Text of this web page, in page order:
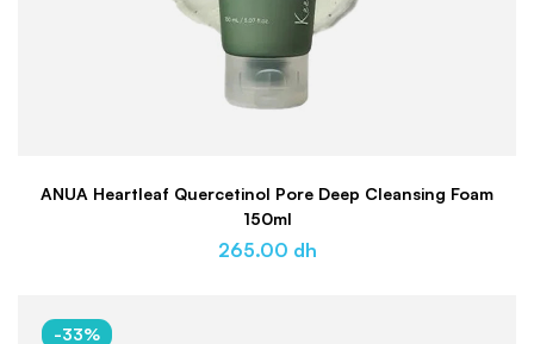
ANUA Heartleaf Quercetinol Pore Deep Cleansing Foam
150ml
265.00 dh
-33%